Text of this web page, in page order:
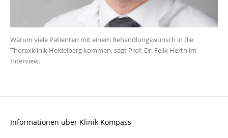
Warum viele Patienten mit einem Behandlungswunsch in die
Thoraxklinik Heidelberg kommen, sagt Prof. Dr. Felix Herth im
Interview.
Informationen über Klinik Kompass